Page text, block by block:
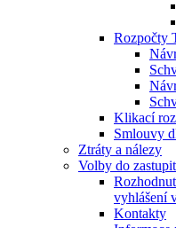
Rozpočty
Klikací
Smlouvy
Ztráty a nálezy
Volby do
vyhlášení
Kontakty